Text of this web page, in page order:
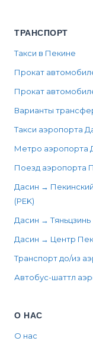
ТРАНСПОРТ
Такси в Пекине
Прокат
Прокат
Варианты
Такси аэропорта
Метро аэропорта
Поезд аэропорта
Дасин →
(PEK)
Дасин → Тяньцзинь
Дасин → Центр
Транспорт до/из
Автобус-шаттл
О НАС
О нас